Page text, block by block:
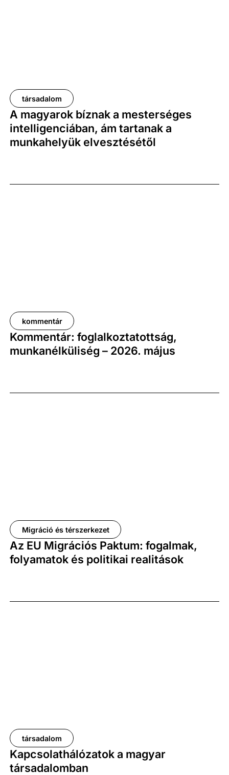
társadalom
A magyarok bíznak a mesterséges
intelligenciában, ám tartanak a
munkahelyük elvesztésétől
kommentár
Kommentár: foglalkoztatottság,
munkanélküliség – 2026. május
Migráció és térszerkezet
Az EU Migrációs Paktum: fogalmak,
folyamatok és politikai realitások
társadalom
Kapcsolathálózatok a magyar
társadalomban